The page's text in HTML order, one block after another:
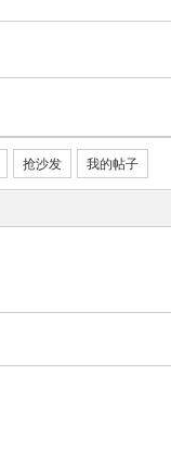
抢沙发 我的帖子